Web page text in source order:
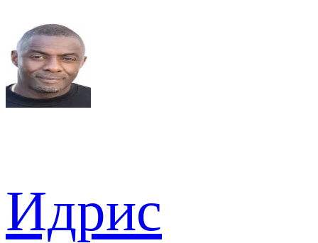
Идрис